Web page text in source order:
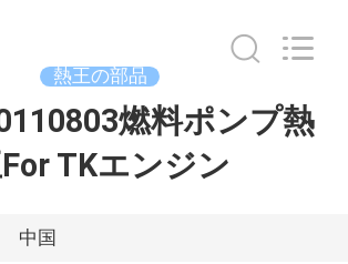
熱王の部品
燃料ポンプ熱
TKエンジン
中国